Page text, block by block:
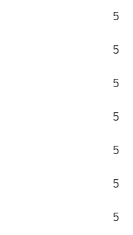
5
5
5
5
5
5
5